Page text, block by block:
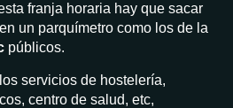
franja horaria hay que sacar
un parquímetro como los de la
públicos.
servicios de hostelería,
centro de salud, etc,